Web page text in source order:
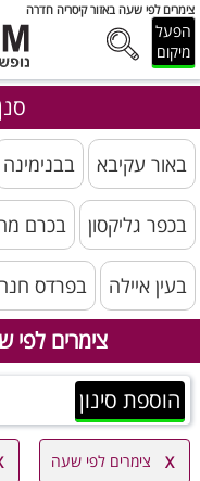
צימרים לפי שעה באזור קיסריה חדרה
הפעל
מיקום
באור עקיבא בבנימינה
בכפר גליקסון בכרם
בעין איילה בפרדס
צימרים לפי
הוספת סינון
צימרים לפי שעה